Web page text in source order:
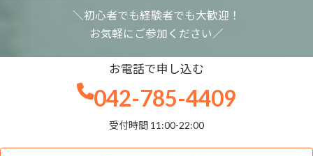
＼初心者でも経験者でも大歓迎！
お気軽にご参加ください／
お電話で申し込む
042-785-4409
受付時間 11:00-22:00